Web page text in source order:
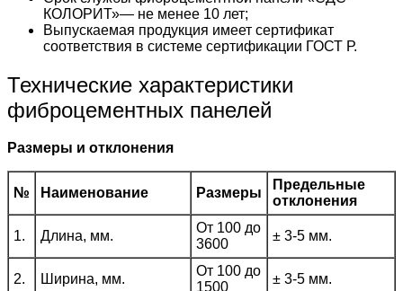
КОЛОРИТ»— не менее 10 лет;
Выпускаемая продукция имеет сертификат
соответствия в системе сертификации ГОСТ Р.
Технические характеристики
фиброцементных панелей
Размеры и отклонения
№ Наименование Размеры
Предельные
отклонения
1. Длина, мм.
От 100 до
3600
± 3-5 мм.
2. Ширина, мм.
От 100 до
1500
± 3-5 мм.